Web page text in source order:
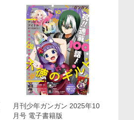
月刊少年ガンガン 2025年10
月号 電子書籍版